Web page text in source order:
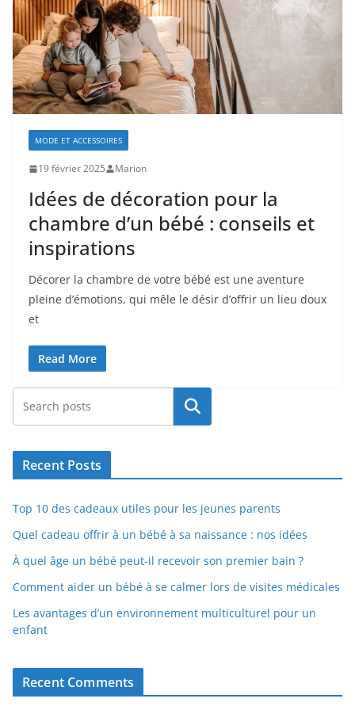
MODE ET ACCESSOIRES
19 février 2025 Marion
Idées de décoration pour la
chambre d’un bébé : conseils et
inspirations
Décorer la chambre de votre bébé est une aventure
pleine d’émotions, qui mêle le désir d’offrir un lieu doux
et
Read More
Rechercher
Recent Posts
Top 10 des cadeaux utiles pour les jeunes parents
Quel cadeau offrir à un bébé à sa naissance : nos idées
À quel âge un bébé peut-il recevoir son premier bain ?
Comment aider un bébé à se calmer lors de visites médicales
Les avantages d’un environnement multiculturel pour un
enfant
Recent Comments